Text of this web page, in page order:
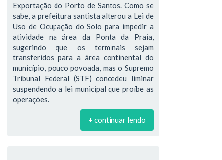
Exportação do Porto de Santos. Como se
sabe, a prefeitura santista alterou a Lei de
Uso de Ocupação do Solo para impedir a
atividade na área da Ponta da Praia,
sugerindo que os terminais sejam
transferidos para a área continental do
município, pouco povoada, mas o Supremo
Tribunal Federal (STF) concedeu liminar
suspendendo a lei municipal que proíbe as
operações.
+ continuar lendo